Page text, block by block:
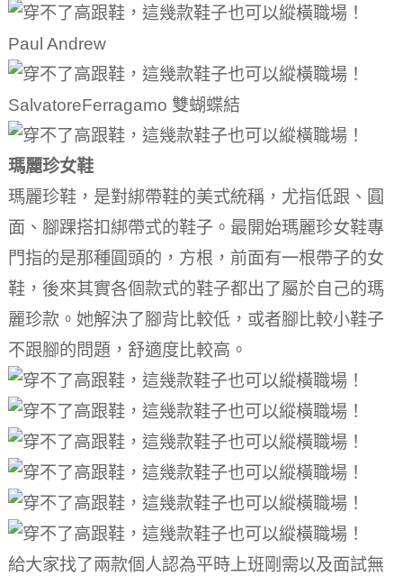
Paul Andrew
SalvatoreFerragamo 雙蝴蝶結
瑪麗珍女鞋
瑪麗珍鞋，是對綁帶鞋的美式統稱，尤指低跟、圓
面、腳踝搭扣綁帶式的鞋子。 最開始瑪麗珍女鞋專
門指的是那種圓頭的，方根，前面有一根帶子的女
鞋，後來其實各個款式的鞋子都出了屬於自己的瑪
麗珍款。 她解決了腳背比較低，或者腳比較小鞋子
不跟腳的問題，舒適度比較高。
給大家找了兩款個人認為平時上班剛需以及面試無